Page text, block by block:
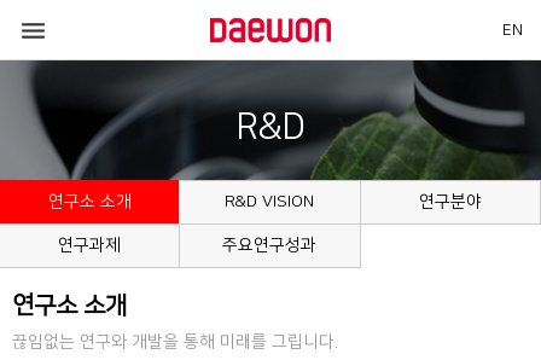
 EN
R&D
연구소 소개 R&D VISION 연구분야
연구과제 주요연구성과
연구소 소개
끊임없는 연구와 개발을 통해 미래를 그립니다.